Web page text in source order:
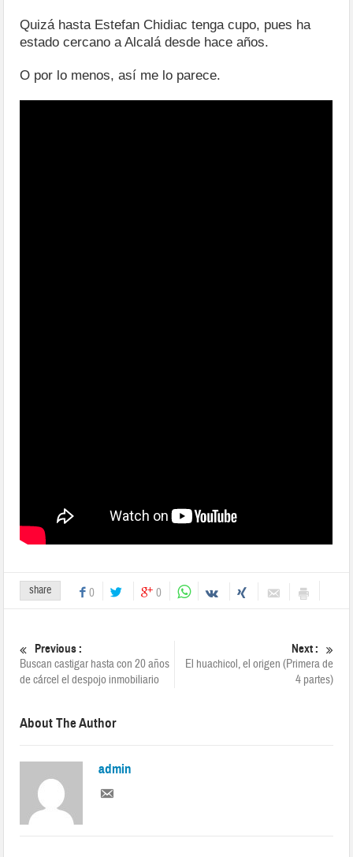
Quizá hasta Estefan Chidiac tenga cupo, pues ha
estado cercano a Alcalá desde hace años.
O por lo menos, así me lo parece.
share 0 0
Previous :
Buscan castigar hasta con 20 años
de cárcel el despojo inmobiliario
Next :
El huachicol, el origen (Primera de
4 partes)
About The Author
admin